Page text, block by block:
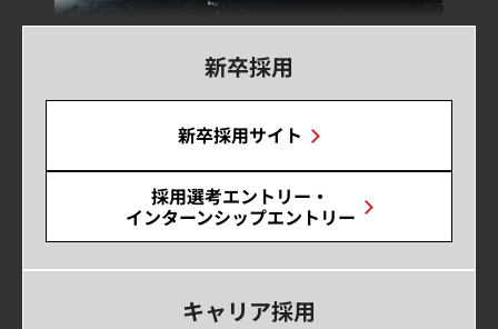
新卒採用
新卒採用サイト
採用選考エントリー・
インターンシップエントリー
キャリア採用